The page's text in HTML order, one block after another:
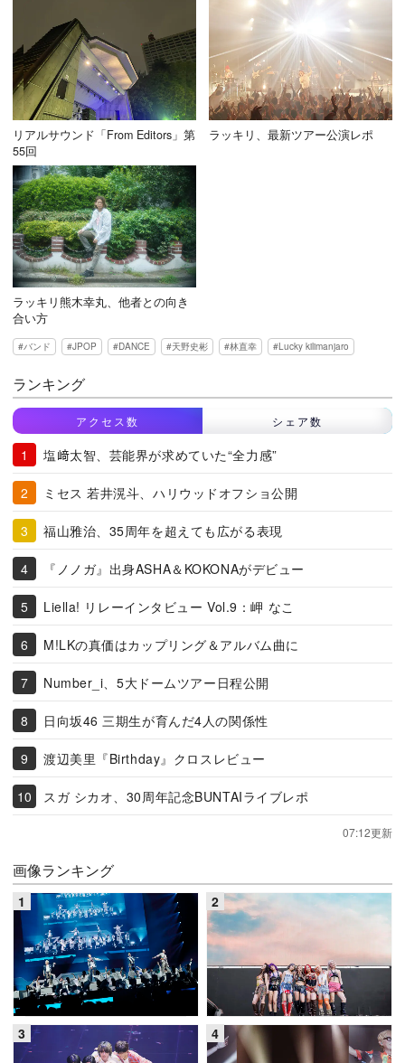
リアルサウンド「From Editors」第
55回
ラッキリ、最新ツアー公演レポ
ラッキリ熊木幸丸、他者との向き
合い方
バンド JPOP DANCE 天野史彬 林直幸 Lucky kilimanjaro
ランキング
アクセス数 シェア数
塩﨑太智、芸能界が求めていた“全力感”
ミセス 若井滉斗、ハリウッドオフショ公開
福山雅治、35周年を超えても広がる表現
『ノノガ』出身ASHA＆KOKONAがデビュー
Liella! リレーインタビュー Vol.9：岬 なこ
M!LKの真価はカップリング＆アルバム曲に
Number_i、5大ドームツアー日程公開
日向坂46 三期生が育んだ4人の関係性
渡辺美里『Birthday』クロスレビュー
スガ シカオ、30周年記念BUNTAIライブレポ
07:12更新
画像ランキング